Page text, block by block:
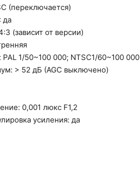
(переключается)
да
(зависит от версии)
1/50~100 000; NTSC1/60~100 000
> 52 дБ (AGC выключено)
0,001 люкс F1,2
усиления: да